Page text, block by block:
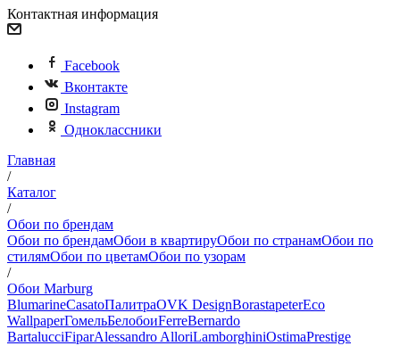
Контактная информация
Facebook
Вконтакте
Instagram
Одноклассники
Главная
/
Каталог
/
Обои по брендам
Обои по брендамОбои в квартируОбои по странамОбои по
стилямОбои по цветамОбои по узорам
/
Обои Marburg
BlumarineCasatoПалитраOVK DesignBorastapeterEco
WallpaperГомельБелобоиFerreBernardo
BartalucciFiparAlessandro AlloriLamborghiniOstimaPrestige